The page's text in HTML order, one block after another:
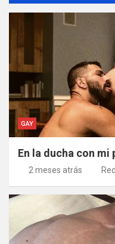
GAY
En la ducha con mi
2 meses atrás